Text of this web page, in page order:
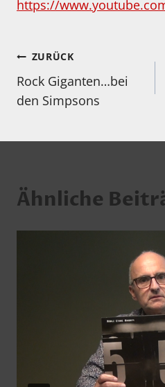
https://
ZURÜCK
Rock Giganten…bei
den Simpsons
Ähnliche